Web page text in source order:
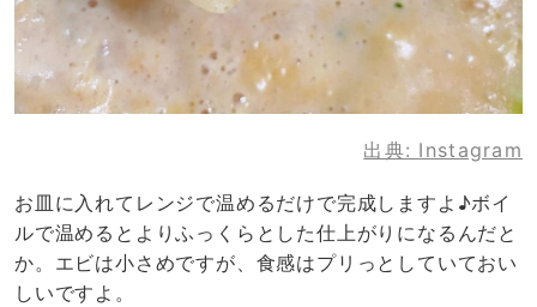
出典: Instagram
お皿に入れてレンジで温めるだけで完成しますよ♪ボイ
ルで温めるとよりふっくらとした仕上がりになるんだと
か。エビは小さめですが、食感はプリっとしていておい
しいですよ。